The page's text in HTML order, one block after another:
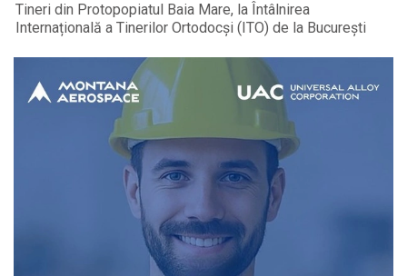
Tineri din Protopopiatul Baia Mare, la Întâlnirea
Internațională a Tinerilor Ortodocși (ITO) de la București